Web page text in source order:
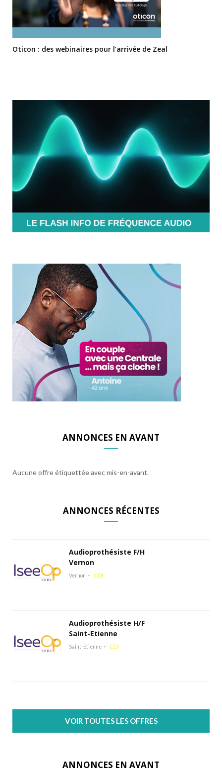
Oticon : des webinaires pour l’arrivée de Zeal
ANNONCES EN AVANT
Aucune offre étiquettée avec mis-en-avant.
ANNONCES RÉCENTES
Audioprothésiste F/H
Vernon
Vernon CDI
Audioprothésiste H/F
Saint-Etienne
Saint-Etienne CDI
VOIR TOUTES LES OFFRES
ANNONCES EN AVANT